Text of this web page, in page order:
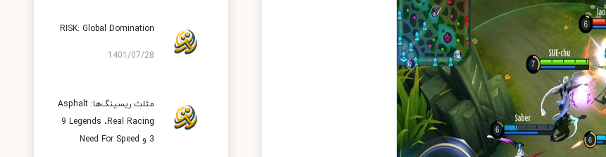
RISK: Global Domination
1401/07/28
مثلث ریسینگ‌ها: Asphalt
9 Legends ،Real Racing
3 و Need For Speed